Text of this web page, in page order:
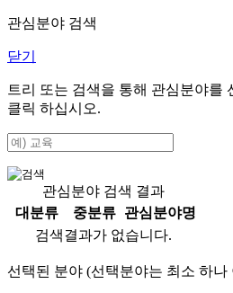
관심분야 검색
닫기
트리 또는 검색을 통해 관심분야를
클릭 하십시오.
관심분야 검색 결과
대분류
중분류
관심분야명
검색결과가 없습니다.
선택된 분야 (선택분야는 최소 하